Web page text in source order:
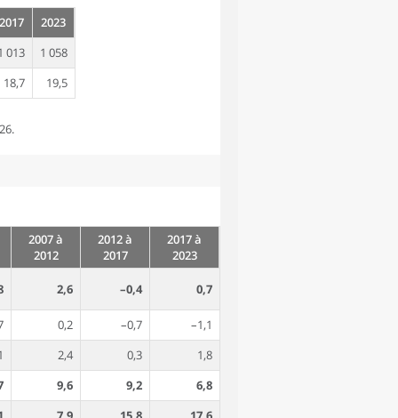
2023
013
1 058
18,7
19,5
2007 à
2012
2012 à
2017
2017 à
2023
2,6 –0,4 0,7
0,2 –0,7
–1,1
2,4 0,3
1,8
9,6 9,2
6,8